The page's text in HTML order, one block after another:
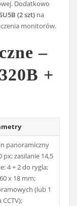
Dodatkowo
(2 szt) na
monitorów.
–
+
panoramiczny
px; zasilanie 14,5
4 + 2 do rygla;
x 18 mm;
(lub 1